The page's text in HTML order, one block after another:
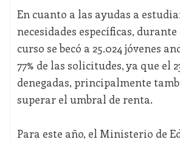
En cuanto a las ayudas a
necesidades específicas, durante
curso se becó a 25.024 jóvenes
77% de las solicitudes, ya que el
denegadas, principalmente
superar el umbral de renta.
Para este año, el Ministerio de